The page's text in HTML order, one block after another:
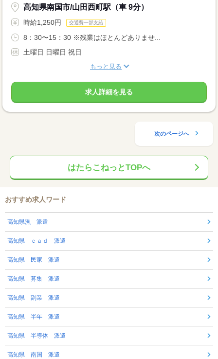
高知県南国市/山田西町駅（車 9分）
時給1,250円 交通費一部支給
8：30〜15：30 ※残業はほとんどありませ...
土曜日 日曜日 祝日
もっと見る
求人詳細を見る
次のページへ
はたらこねっとTOPへ
おすすめ求人ワード
高知県漁 派遣
高知県 ｃａｄ 派遣
高知県 民家 派遣
高知県 募集 派遣
高知県 副業 派遣
高知県 半年 派遣
高知県 半導体 派遣
高知県 南国 派遣